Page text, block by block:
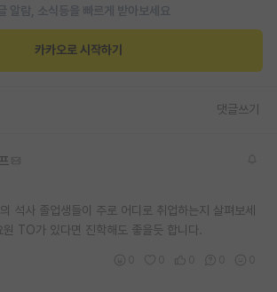
알람, 소식등을 빠르게 받아보세요
카카오로 시작하기
댓글쓰기
석사 졸업생들이 주로 어디로 취업하는지 살펴보세
TO가 있다면 진학해도 좋을듯 합니다.